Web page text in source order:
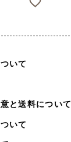
いて
と送料について
いて